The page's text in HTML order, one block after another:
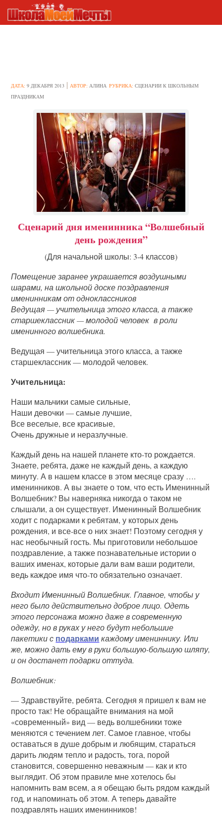
ДАТА:9 ДЕКАБРЯ 2013 АВТОР:АЛИНА РУБРИКА:СЦЕНАРИИ К ШКОЛЬНЫМ
ПРАЗДНИКАМ
Сценарий дня именинника “Волшебный
день рождения”
(Для начальной школы: 3-4 классов)
Помещение заранее украшается воздушными
шарами, на школьной доске поздравления
именинникам от одноклассников
Ведущая — учительница этого класса, а также
старшеклассник — молодой человек в роли
именинного волшебника.
Ведущая — учительница этого класса, а также
старшеклассник — молодой человек.
Учительница:
Наши мальчики самые сильные,
Наши девочки — самые лучшие,
Все веселые, все красивые,
Очень дружные и неразлучные.
Каждый день на нашей планете кто-то рождается.
Знаете, ребята, даже не каждый день, а каждую
минуту. А в нашем классе в этом месяце сразу ….
именинников. А вы знаете о том, что есть Именинный
Волшебник? Вы наверняка никогда о таком не
слышали, а он существует. Именинный Волшебник
ходит с подарками к ребятам, у которых день
рождения, и все-все о них знает! Поэтому сегодня у
нас необычный гость. Мы приготовили небольшое
поздравление, а также познавательные истории о
ваших именах, которые дали вам ваши родители,
ведь каждое имя что-то обязательно означает.
Входит Именинный Волшебник. Главное, чтобы у
него было действительно доброе лицо. Одеть
этого персонажа можно даже в современную
одежду, но в руках у него будут небольшие
пакетики с подарками каждому имениннику. Или
же, можно дать ему в руки большую-большую шляпу,
и он достанет подарки оттуда.
Волшебник:
— Здравствуйте, ребята. Сегодня я пришел к вам не
просто так! Не обращайте внимания на мой
«современный» вид — ведь волшебники тоже
меняются с течением лет. Самое главное, чтобы
оставаться в душе добрым и любящим, стараться
дарить людям тепло и радость, тога, порой
становится, совершенно неважным — как и кто
выглядит. Об этом правиле мне хотелось бы
напомнить вам всем, а я обещаю быть рядом каждый
год, и напоминать об этом. А теперь давайте
поздравлять наших именинников!